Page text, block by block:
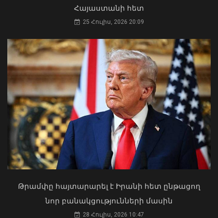
ԱԳ փոխնախարարը Նայրոբիում
ներկայացրել է COP17-ի
կազմակերպման Հայաստանի
06 Օգոստոս, 2026 21:44
«Ուժեղ Հայաստան»-ը դեմ է
քվեարկելու ԱԺ նախագահի
պաշտոնում Ռուբեն Ռուբինյանի
թեկնածությանը
03 Օգոստոս, 2026 13:13
Հայաստանի հետ
25 Հուլիս, 2026 20:09
Թրամփը հայտարարել է Իրանի հետ ընթացող
նոր բանակցությունների մասին
28 Հուլիս, 2026 10:47